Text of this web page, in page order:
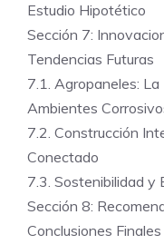
Estudio Hipotético
Sección 7:
Tendencias Futuras
7.1. Agropaneles:
Ambientes
7.2. Construcción
Conectado
7.3. Sostenibilidad y
Sección 8:
Conclusiones Finales